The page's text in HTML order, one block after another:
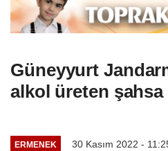
Güneyyurt
alkol üreten şahsa
ERMENEK 30 Kasım 2022 -